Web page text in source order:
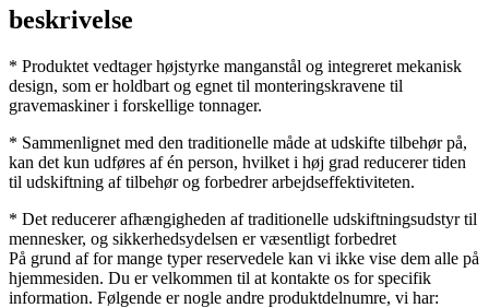
beskrivelse
* Produktet vedtager højstyrke manganstål og integreret mekanisk
design, som er holdbart og egnet til monteringskravene til
gravemaskiner i forskellige tonnager.
* Sammenlignet med den traditionelle måde at udskifte tilbehør på,
kan det kun udføres af én person, hvilket i høj grad reducerer tiden
til udskiftning af tilbehør og forbedrer arbejdseffektiviteten.
* Det reducerer afhængigheden af ​​traditionelle udskiftningsudstyr til
mennesker, og sikkerhedsydelsen er væsentligt forbedret
På grund af for mange typer reservedele kan vi ikke vise dem alle på
hjemmesiden. Du er velkommen til at kontakte os for specifik
information. Følgende er nogle andre produktdelnumre, vi har: